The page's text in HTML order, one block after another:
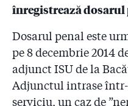
”Dacă voia, oricine
ISU!” Cine va plăti
despăgubiri?
2.16
7 mărturii favorabile
întîmplat la ISU?!
înregistrează dosarul
Dosarul penal este
pe 8 decembrie 2014
adjunct ISU de la
Adjunctul intrase într-
serviciu, un caz de